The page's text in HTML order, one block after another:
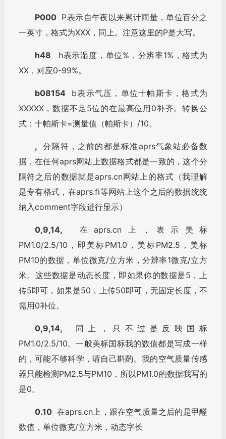
P000P表示自午夜以来累计雨量，单位百分之
一英寸，格式为XXX，同上。注意这里的P是大写。
h48
h表示湿度，单位%，分辨率1%，格式为
XX，对应0-99%。
b08154b表示气压，单位十帕斯卡，格式为
XXXXX，数据不足5位的在最高位用0补齐。转换公
式：十帕斯卡=测量值（帕斯卡）/10。
, 分隔符，之前的都是标准aprs气象站必备数
据，在任何aprs网站上数据格式都是一致的，这个分
隔符之后的数据就是aprs.cn网站上的格式（我理解
是专有格式，在aprs.fi等网站上这个之后的数据统统
纳入comment字段进行显示）
0,9,14, 在aprs.cn上，表示美标
PM1.0/2.5/10，即美标PM1.0，美标PM2.5，美标
PM10的数据，单位微克/立方米，分辨率1微克/立方
米。这些数据是动态长度，即如果你的数据是5，上
传5即可，如果是50，上传50即可，无固定长度，不
需用0补位。
0,9,14,
同上，只不过是反映国标
PM1.0/2.5/10。一般美标国标我的数值都是写成一样
的，可能不够科学，请自己斟酌。我的空气质量传感
器只能检测PM2.5与PM10，所以PM1.0的数据我写的
是0。
0.10在aprs.cn上，跟在空气质量之后的是甲醛
数值，单位微克/立方米，动态字长